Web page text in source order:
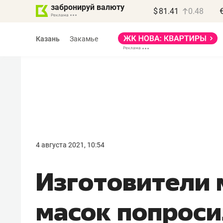
забронируй валюту $ 81.41 0.48
Казань Закамье
4 августа 2021, 10:54
масок
правил, бизнес может
потерять минимум